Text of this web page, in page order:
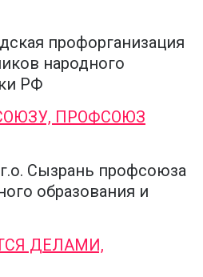
профорганизация
народного
РФ
ПРОФСОЮЗ
Сызрань профсоюза
образования и
ДЕЛАМИ,